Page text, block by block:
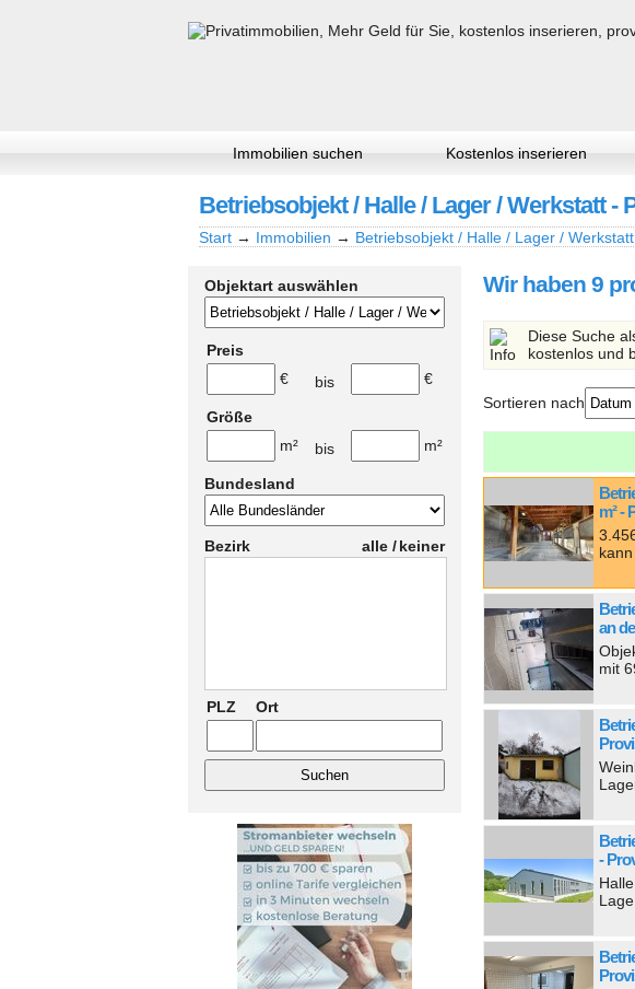
Immobilien suchen Kostenlos inserieren
Betriebsobjekt / Halle / Lager / Werkstatt -
Start → Immobilien → Betriebsobjekt / Halle / Lager / Werkstatt
Objektart auswählen
Preis
€
bis €
Größe
m²
bis m²
Bundesland
Bezirk alle /keiner
PLZ Ort
Wir haben 9
Diese Suche
kostenlos und
Sortieren nach
m² -
an
mit
-